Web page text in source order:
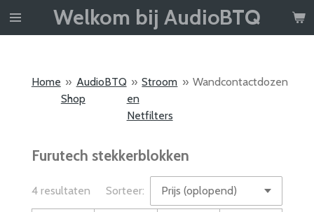
Ga
hoofdinhoud
Welkom bij AudioBTQ
Home » AudioBTQ
Shop
» Stroom
en
Netfilters
» Wandcontactdozen
Furutech stekkerblokken
4 resultaten Sorteer: